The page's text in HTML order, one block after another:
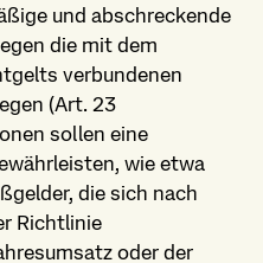
und abschreckende
die mit dem
verbundenen
(Art. 23
sollen eine
wie etwa
die sich nach
Richtlinie
oder der